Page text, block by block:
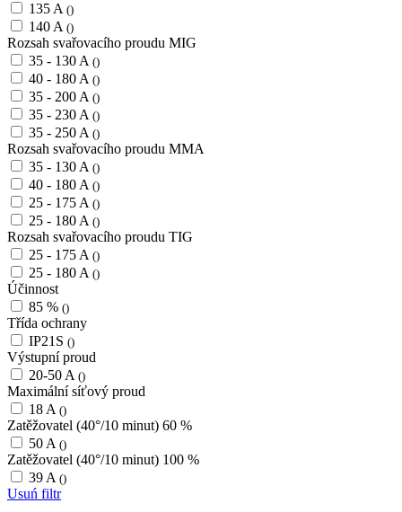
135 A ()
140 A ()
Rozsah svařovacího proudu MIG
35 - 130 A ()
40 - 180 A ()
35 - 200 A ()
35 - 230 A ()
35 - 250 A ()
Rozsah svařovacího proudu MMA
35 - 130 A ()
40 - 180 A ()
25 - 175 A ()
25 - 180 A ()
Rozsah svařovacího proudu TIG
25 - 175 A ()
25 - 180 A ()
Účinnost
85 % ()
Třída ochrany
IP21S ()
Výstupní proud
20-50 A ()
Maximální síťový proud
18 A ()
Zatěžovatel (40°/10 minut) 60 %
50 A ()
Zatěžovatel (40°/10 minut) 100 %
39 A ()
Usuń filtr